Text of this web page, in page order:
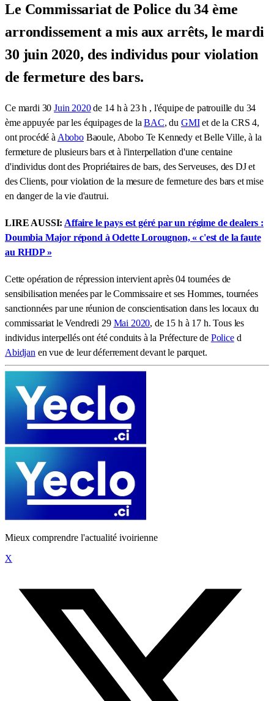
Le Commissariat de Police du 34 ème
arrondissement a mis aux arrêts, le mardi
30 juin 2020, des individus pour violation
de fermeture des bars.
Ce mardi 30Juin 2020de 14 h à 23 h , l'équipe de patrouille du 34
ème appuyée par les équipages de laBAC, du GMIet de la CRS 4,
ont procédé à AboboBaoule, Abobo Te Kennedy et Belle Ville, à la
fermeture de plusieurs bars et à l'interpellation d'une centaine
d'individus dont des Propriétaires de bars, des Serveuses, des DJ et
des Clients, pour violation de la mesure de fermeture des bars et mise
en danger de la vie d'autrui.
LIRE AUSSI: Affaire le pays est géré par un régime de dealers :
Doumbia Major répond à Odette Lorougnon, « c'est de la faute
au RHDP »
Cette opération de répression intervient après 04 tournées de
sensibilisation menées par le Commissaire et ses Hommes, tournées
sanctionnées par une réunion de conscientisation dans les locaux du
commissariat le Vendredi 29 Mai 2020, de 15 h à 17 h. Tous les
individus interpellés ont été conduits à la Préfecture de Policed
Abidjan en vue de leur déferrement devant le parquet.
Mieux comprendre l'actualité ivoirienne
X